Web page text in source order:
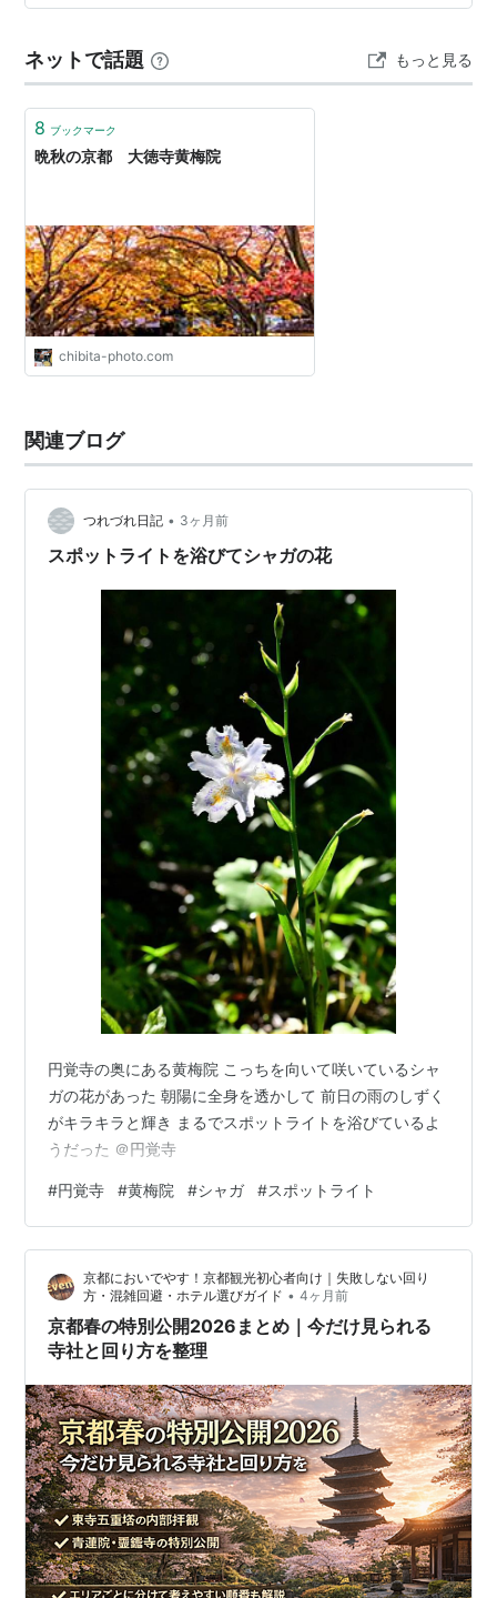
いが その下の葉っぱの白く輝くしずくも捨てがたかった
ネットで話題 もっと見る
8 ブックマーク
晩秋の京都 大徳寺黄梅院
chibita-photo.com
関連ブログ
つれづれ日記 • 3ヶ月前
スポットライトを浴びてシャガの花
円覚寺の奥にある黄梅院 こっちを向いて咲いているシャ
ガの花があった 朝陽に全身を透かして 前日の雨のしずく
がキラキラと輝き まるでスポットライトを浴びているよ
うだった ＠円覚寺
#円覚寺 #黄梅院 #シャガ #スポットライト
京都においでやす！京都観光初心者向け｜失敗しない回り
方・混雑回避・ホテル選びガイド • 4ヶ月前
京都春の特別公開2026まとめ｜今だけ見られる
寺社と回り方を整理